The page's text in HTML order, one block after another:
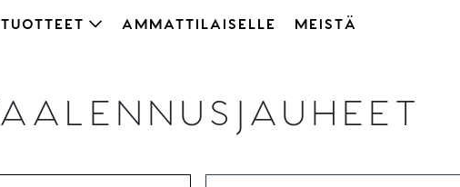
AMMATTILAISELLE
MEISTÄ